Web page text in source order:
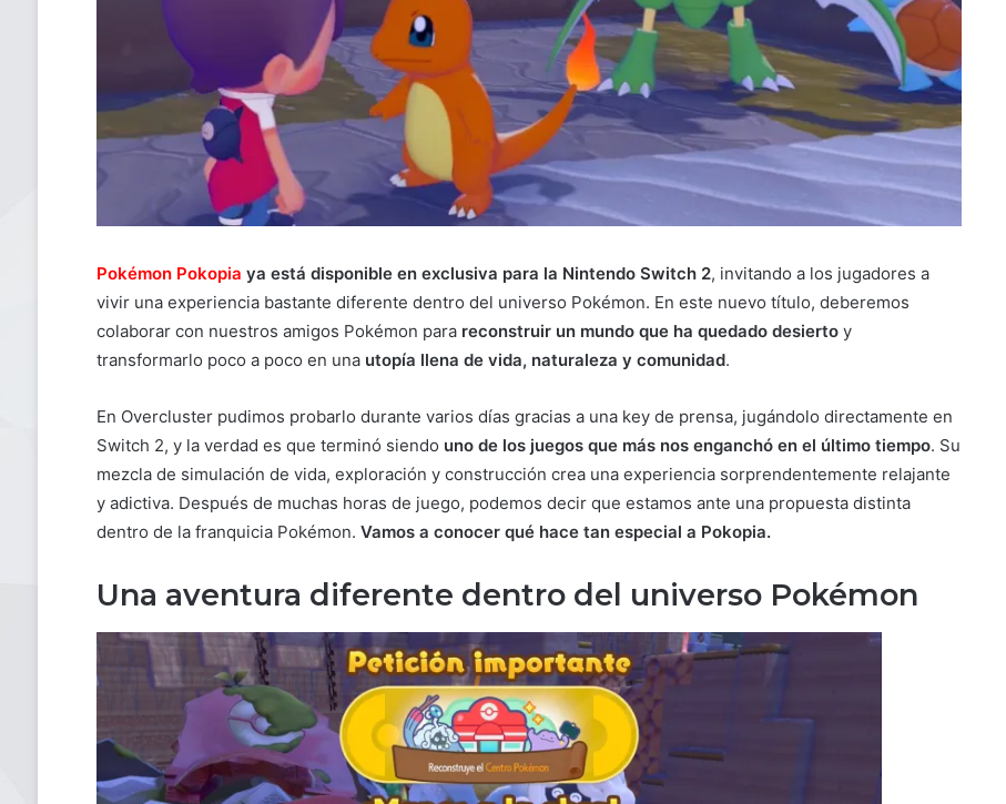
Pokémon Pokopia ya está disponible en exclusiva para la Nintendo Switch 2, invitando a los jugadores a
vivir una experiencia bastante diferente dentro del universo Pokémon. En este nuevo título, deberemos
colaborar con nuestros amigos Pokémon para reconstruir un mundo que ha quedado desiertoy
transformarlo poco a poco en una utopía llena de vida, naturaleza y comunidad.
En Overcluster pudimos probarlo durante varios días gracias a una key de prensa, jugándolo directamente en
Switch 2, y la verdad es que terminó siendo uno de los juegos que más nos enganchó en el último tiempo. Su
mezcla de simulación de vida, exploración y construcción crea una experiencia sorprendentemente relajante
y adictiva. Después de muchas horas de juego, podemos decir que estamos ante una propuesta distinta
dentro de la franquicia Pokémon. Vamos a conocer qué hace tan especial a Pokopia.
Una aventura diferente dentro del universo Pokémon